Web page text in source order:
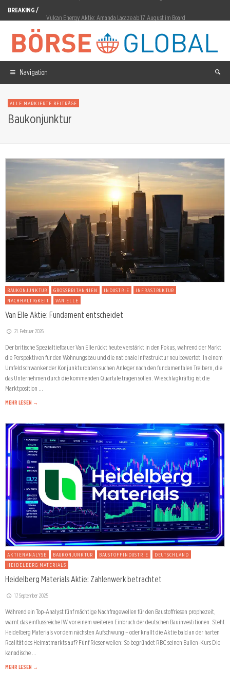
BREAKING /
BioNTech Aktie: 3,24 Euro Verlust je Aktie
Evotec Aktie: 47,31 Prozent Verlust in zwölf Monaten
Pyrum Innovations Aktie: Continental erteilt Serienlieferfreigabe
D-Wave Quantum Aktie: 6,22 Mrd. Euro Bewertung bei 3,1 Mio. Umsatz
Navigation
ALLE MARKIERTE BEITRÄGE
Baukonjunktur
BAUKONJUNKTUR GROSSBRITANNIEN INDUSTRIE
INFRASTRUKTUR
NACHHALTIGKEIT
VAN ELLE
Van Elle Aktie: Fundament entscheidet
21. Februar 2026
Der britische Spezialtiefbauer Van Elle rückt heute verstärkt in den Fokus, während der Markt
die Perspektiven für den Wohnungsbau und die nationale Infrastruktur neu bewertet. In einem
Umfeld schwankender Konjunkturdaten suchen Anleger nach den fundamentalen Treibern, die
das Unternehmen durch die kommenden Quartale tragen sollen. Wie schlagkräftig ist die
Marktposition …
MEHR LESEN →
AKTIENANALYSE BAUKONJUNKTUR BAUSTOFFINDUSTRIE
DEUTSCHLAND
HEIDELBERG MATERIALS
Heidelberg Materials Aktie: Zahlenwerk betrachtet
17. September 2025
Während ein Top-Analyst fünf mächtige Nachfragewellen für den Baustoffriesen prophezeit,
warnt das einflussreiche IW vor einem weiteren Einbruch der deutschen Bauinvestitionen. Steht
Heidelberg Materials vor dem nächsten Aufschwung – oder knallt die Aktie bald an der harten
Realität des Heimatmarkts auf? Fünf Riesenwellen: So begründet RBC seinen Bullen-Kurs Die
kanadische …
MEHR LESEN →